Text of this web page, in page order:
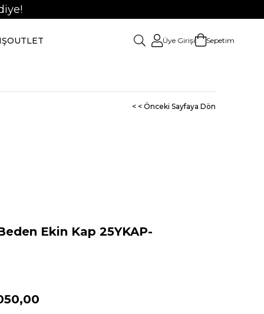
OUTLET Üye Girişi Sepetim
< < Önceki Sayfaya Dön
Ekin Kap 25YKAP-